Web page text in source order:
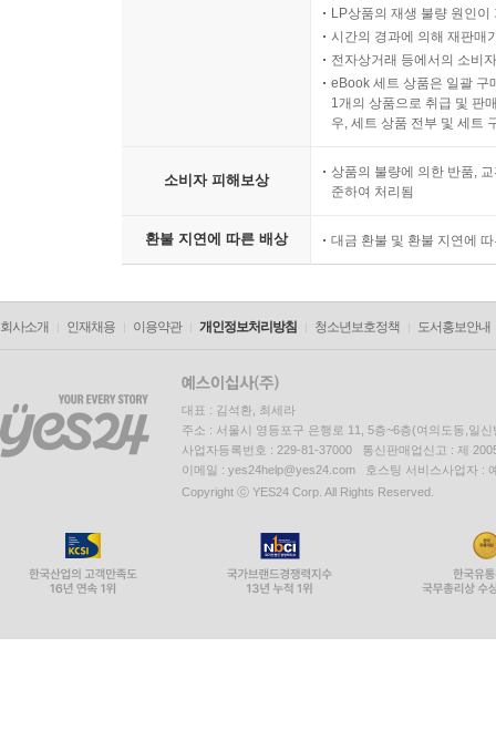
LP상품의 재생 불량 원인
시간의 경과에 의해 재판매
전자상거래 등에서의 소비
eBook 세트 상품은 일괄 구
1개의 상품으로 취급 및 판
우, 세트 상품 전부 및 세트
소비자 피해보상
상품의 불량에 의한 반품,
준하여 처리됨
환불 지연에 따른 배상 대금 환불 및 환불 지연에
회사소개 인재채용 이용약관 개인정보처리방침 청소년보호정책 도서홍보안내
대표 : 김석환, 최세라
주소 : 서울시 영등포구 은행로 11, 5층~6층(여의도동,일신
사업자등록번호 : 229-81-37000 통신판매업신고 : 제
이메일 : yes24help@yes24.com 호스팅 서비스사업자 :
Copyright ⓒ YES24 Corp. All Rights Reserved.